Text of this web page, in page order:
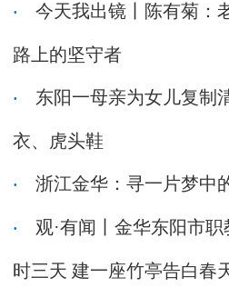
今天我出镜丨陈有菊：
路上的坚守者
东阳一母亲为女儿复制
衣、虎头鞋
浙江金华：寻一片梦中
观·有闻丨金华东阳市
时三天 建一座竹亭告白春